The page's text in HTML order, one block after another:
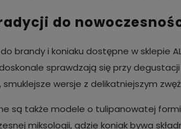
do
do brandy i koniaku dostępne w sklepie
sprawdzają się przy
smuklejsze wersje z delikatniejszym
są także modele o tulipanowatej
miksologii, gdzie koniak bywa